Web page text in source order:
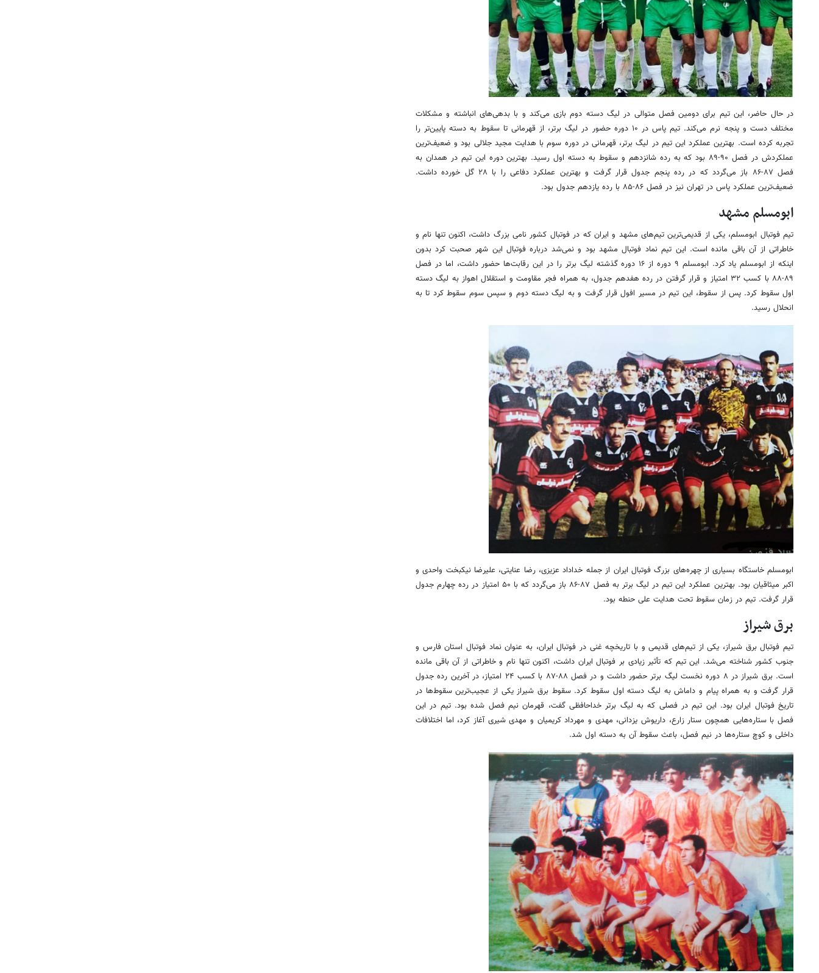
در حال حاضر، این تیم برای دومین فصل متوالی در لیگ دسته دوم بازی می‌کند و با بدهی‌های انباشته و مشکلات
مختلف دست و پنجه نرم می‌کند. تیم پاس در ۱۰ دوره حضور در لیگ برتر، از قهرمانی تا سقوط به دسته پایین‌تر را
تجربه کرده است. بهترین عملکرد این تیم در لیگ برتر، قهرمانی در دوره سوم با هدایت مجید جلالی بود و ضعیف‌ترین
عملکردش در فصل ۹۰-۸۹ بود که به رده شانزدهم و سقوط به دسته اول رسید. بهترین دوره این تیم در همدان به
فصل ۸۷-۸۶ باز می‌گردد که در رده پنجم جدول قرار گرفت و بهترین عملکرد دفاعی را با ۲۸ گل خورده داشت.
ضعیف‌ترین عملکرد پاس در تهران نیز در فصل ۸۶-۸۵ با رده یازدهم جدول بود.
ابومسلم مشهد
تیم فوتبال ابومسلم، یکی از قدیمی‌ترین تیم‌های مشهد و ایران که در فوتبال کشور نامی بزرگ داشت، اکنون تنها نام و
خاطراتی از آن باقی مانده است. این تیم نماد فوتبال مشهد بود و نمی‌شد درباره فوتبال این شهر صحبت کرد بدون
اینکه از ابومسلم یاد کرد. ابومسلم ۹ دوره از ۱۶ دوره گذشته لیگ برتر را در این رقابت‌ها حضور داشت، اما در فصل
۸۹-۸۸ با کسب ۳۲ امتیاز و قرار گرفتن در رده هفدهم جدول، به همراه فجر مقاومت و استقلال اهواز به لیگ دسته
اول سقوط کرد. پس از سقوط، این تیم در مسیر افول قرار گرفت و به لیگ دسته دوم و سپس سوم سقوط کرد تا به
انحلال رسید.
ابومسلم خاستگاه بسیاری از چهره‌های بزرگ فوتبال ایران از جمله خداداد عزیزی، رضا عنایتی، علیرضا نیکبخت واحدی و
اکبر میثاقیان بود. بهترین عملکرد این تیم در لیگ برتر به فصل ۸۷-۸۶ باز می‌گردد که با ۵۰ امتیاز در رده چهارم جدول
قرار گرفت. تیم در زمان سقوط تحت هدایت علی حنطه بود.
برق شیراز
تیم فوتبال برق شیراز، یکی از تیم‌های قدیمی و با تاریخچه غنی در فوتبال ایران، به عنوان نماد فوتبال استان فارس و
جنوب کشور شناخته می‌شد. این تیم که تأثیر زیادی بر فوتبال ایران داشت، اکنون تنها نام و خاطراتی از آن باقی مانده
است. برق شیراز در ۸ دوره نخست لیگ برتر حضور داشت و در فصل ۸۸-۸۷ با کسب ۲۴ امتیاز، در آخرین رده جدول
قرار گرفت و به همراه پیام و داماش به لیگ دسته اول سقوط کرد. سقوط برق شیراز یکی از عجیب‌ترین سقوط‌ها در
تاریخ فوتبال ایران بود. این تیم در فصلی که به لیگ برتر خداحافظی گفت، قهرمان نیم فصل شده بود. تیم در این
فصل با ستاره‌هایی همچون ستار زارع، داریوش یزدانی، مهدی و مهرداد کریمیان و مهدی شیری آغاز کرد، اما اختلافات
داخلی و کوچ ستاره‌ها در نیم فصل، باعث سقوط آن به دسته اول شد.